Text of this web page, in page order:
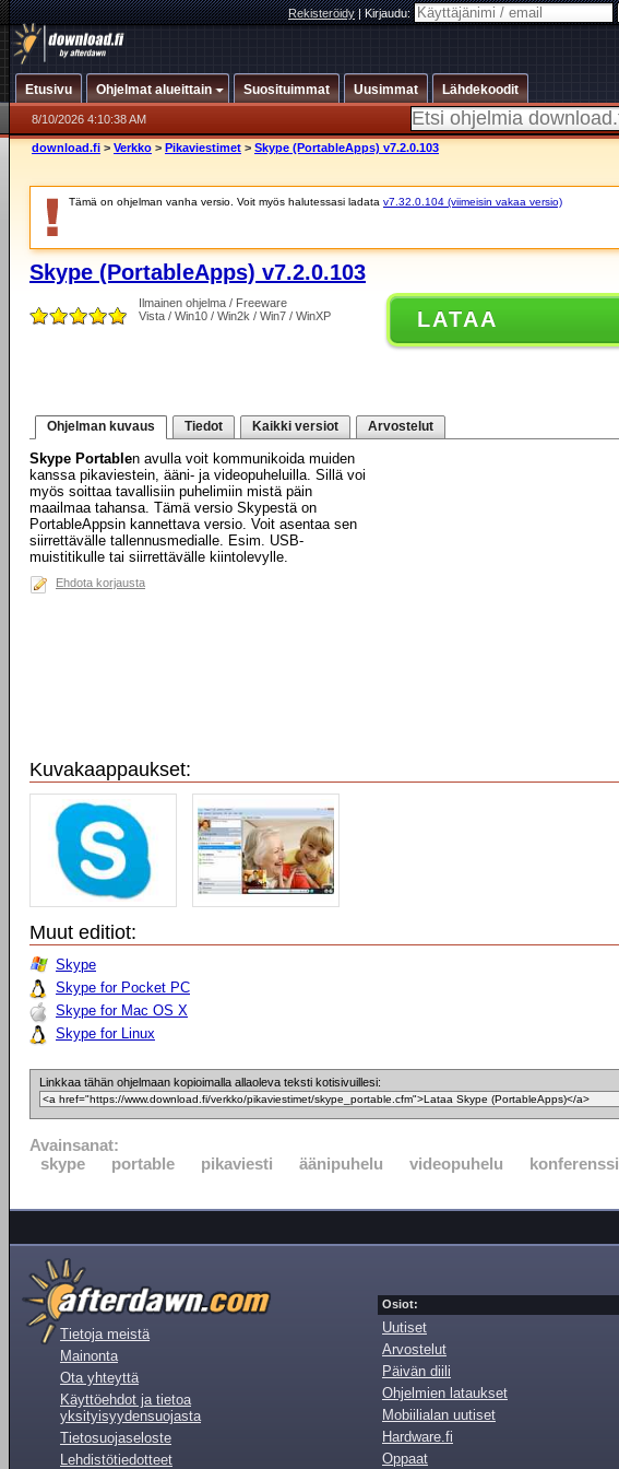
Rekisteröidy|Kirjaudu:
Etusivu Ohjelmat alueittain Suosituimmat Uusimmat Lähdekoodit
8/10/2026 4:10:38 AM
download.fi > Verkko > Pikaviestimet > Skype (PortableApps) v7.2.0.103
Tämä on ohjelman vanha versio. Voit myös halutessasi ladata v7.32.0.104 (viimeisin vakaa versio)
Skype (PortableApps) v7.2.0.103
Ilmainen ohjelma / Freeware
Vista / Win10 / Win2k / Win7 / WinXP
LATAA
Ohjelman kuvaus Tiedot Kaikki versiot Arvostelut
Skype Portablen avulla voit kommunikoida muiden
kanssa pikaviestein, ääni- ja videopuheluilla. Sillä voi
myös soittaa tavallisiin puhelimiin mistä päin
maailmaa tahansa. Tämä versio Skypestä on
PortableAppsin kannettava versio. Voit asentaa sen
siirrettävälle tallennusmedialle. Esim. USB-
muistitikulle tai siirrettävälle kiintolevylle.
Ehdota korjausta
Kuvakaappaukset:
Muut editiot:
Skype
Skype for Pocket PC
Skype for Mac OS X
Skype for Linux
Linkkaa tähän ohjelmaan kopioimalla allaoleva teksti kotisivuillesi:
Avainsanat:
skype
portable pikaviesti äänipuhelu videopuhelu konferenssi
Tietoja meistä
Mainonta
Ota yhteyttä
Käyttöehdot ja tietoa
yksityisyydensuojasta
Tietosuojaseloste
Lehdistötiedotteet
Osiot:
Uutiset
Arvostelut
Päivän diili
Ohjelmien lataukset
Mobiilialan uutiset
Hardware.fi
Oppaat